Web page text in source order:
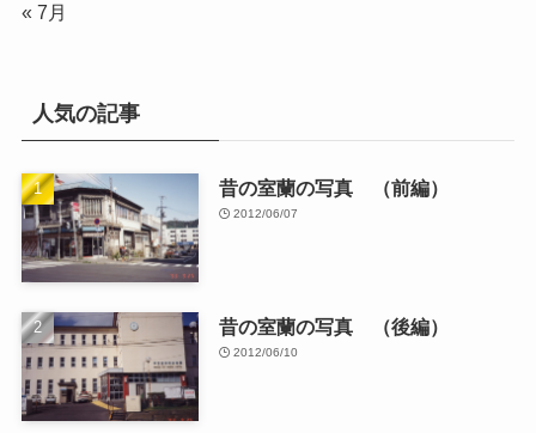
« 7月
人気の記事
昔の室蘭の写真 （前編）
2012/06/07
昔の室蘭の写真 （後編）
2012/06/10